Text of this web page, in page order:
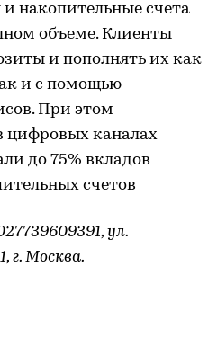
накопительные счета
объеме. Клиенты
и пополнять их как
и с помощью
При этом
цифровых каналах
до 75% вкладов
счетов
ул.
г. Москва.